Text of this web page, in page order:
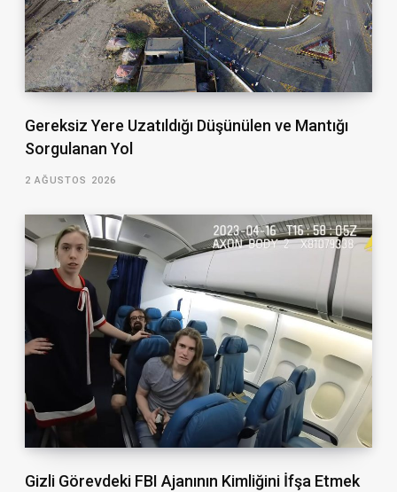
Gereksiz Yere Uzatıldığı Düşünülen ve Mantığı
Sorgulanan Yol
2 AĞUSTOS 2026
Gizli Görevdeki FBI Ajanının Kimliğini İfşa Etmek